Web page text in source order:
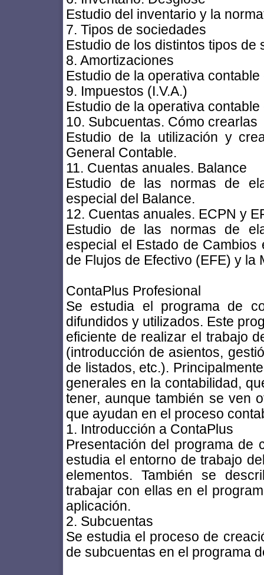
Estudio del inventario y la
7. Tipos de sociedades
Estudio de los distintos tipos de
8. Amortizaciones
Estudio de la operativa
9. Impuestos (I.V.A.)
Estudio de la operativa contable
10. Subcuentas. Cómo crearlas
Estudio de la utilización y
General Contable.
11. Cuentas anuales. Balance
Estudio de las normas de
especial del Balance.
12. Cuentas anuales. ECPN y
Estudio de las normas de
especial el Estado de
de Flujos de Efectivo (EFE) y la
ContaPlus Profesional
Se estudia el programa de
difundidos y utilizados. Este
eficiente de realizar el trabajo
(introducción de asientos,
de listados, etc.).
generales en la contabilidad,
tener, aunque también se ven
que ayudan en el proceso
1. Introducción a ContaPlus
Presentación del programa de
estudia el entorno de trabajo
elementos. También se
trabajar con ellas en el
aplicación.
2. Subcuentas
Se estudia el proceso de
de subcuentas en el programa